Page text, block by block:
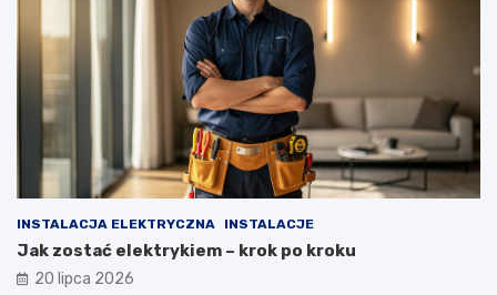
INSTALACJA ELEKTRYCZNA INSTALACJE
Jak zostać elektrykiem – krok po kroku
20 lipca 2026